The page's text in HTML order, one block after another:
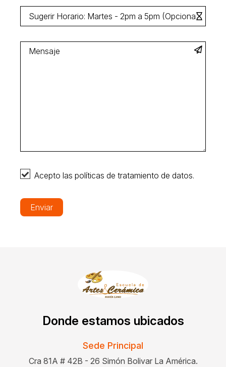
Acepto las políticas de tratamiento de datos.
Enviar
Donde estamos ubicados
Sede Principal
Cra 81A # 42B - 26 Simón Bolivar La América.